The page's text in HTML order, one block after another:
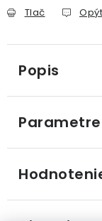
Tlač
Popis